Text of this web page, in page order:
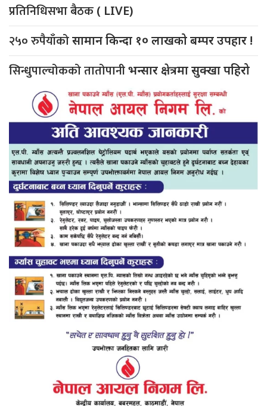
प्रतिनिधिसभा बैठक ( LIVE)
२५० रुपैयाँकोसामान किन्दा १० लाखको बम्पर उपहार !
सिन्धुपाल्चोकको तातोपानीभन्सार क्षेत्रमा सुक्खा पहिरो